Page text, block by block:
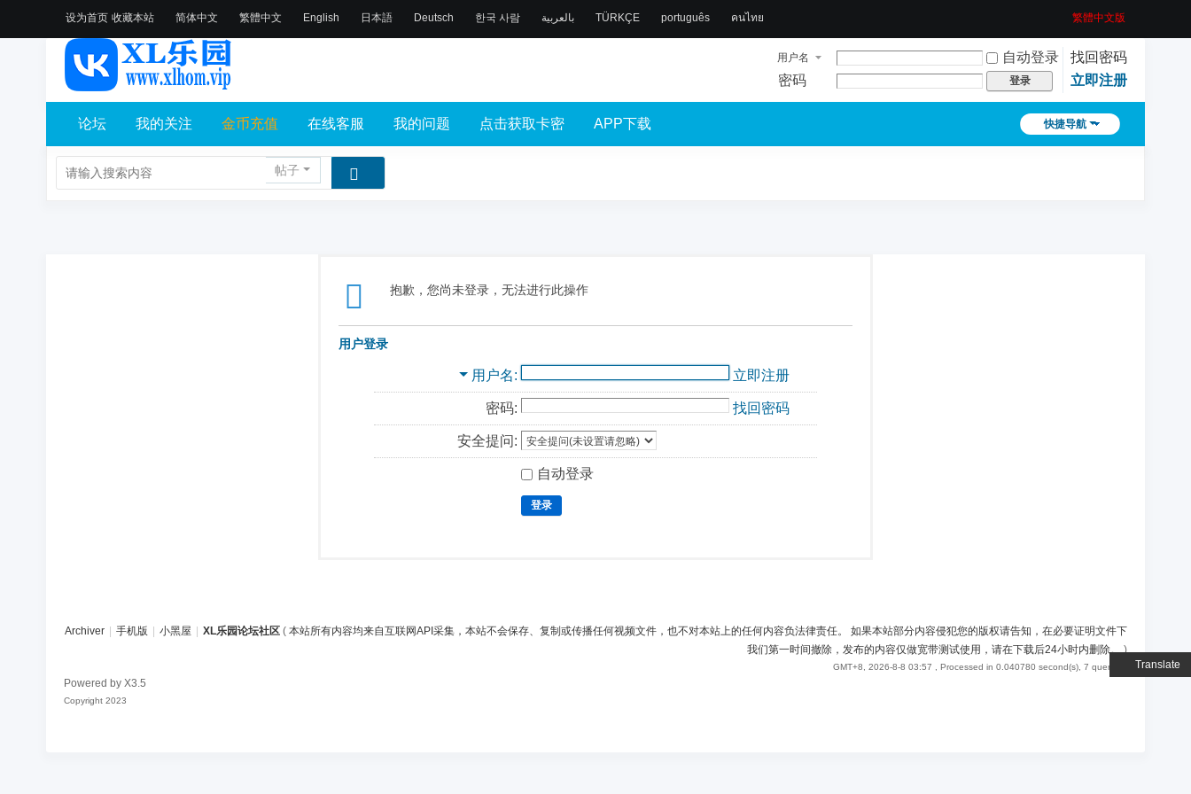
设为首页 收藏本站
Translate
简体中文 繁體中文 English 日本語 Deutsch 한국 사람 بالعربية TÜRKÇE português คนไทย 繁體中文版
用户名 自动登录
找回密码
密码
登录 立即注册
快捷导航
论坛 我的关注 金币充值 在线客服 我的问题 点击获取卡密 APP下载
帖子
抱歉，您尚未登录，无法进行此操作
用户登录
用户名 立即注册
密码: 找回密码
安全提问:
自动登录
登录
Archiver 手机版 小黑屋 XL乐园论坛社区 ( 本站所有内容均来自互联网API采集，本站不会保存、复制或传播任何视频文件，也不对本站上的任何内容负法律责任。 如果本站部分内容侵犯您的版权请告知，在必要证明文件下
我们第一时间撤除，发布的内容仅做宽带测试使用，请在下载后24小时内删除。)
GMT+8, 2026-8-8 03:57 , Processed in 0.040780 second(s), 7 queries .
Powered by X3.5
Copyright 2023